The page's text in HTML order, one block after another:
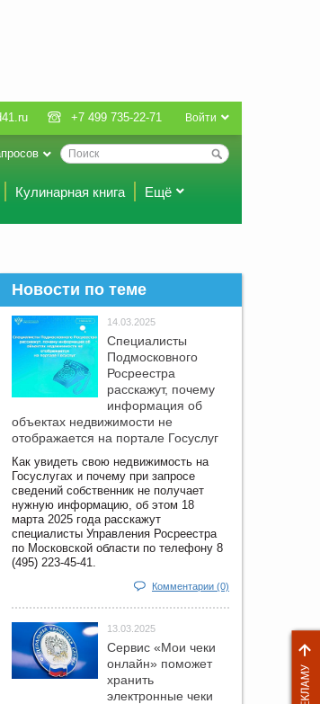
Войти
+7 499 735-22-71
Кулинарная книга Ещё
Новости по теме
14.03.2025
Специалисты
Подмосковного
Росреестра
расскажут, почему
информация об
объектах недвижимости не
отображается на портале Госуслуг
Как увидеть свою недвижимость на
Госуслугах и почему при запросе
сведений собственник не получает
нужную информацию, об этом 18
марта 2025 года расскажут
специалисты Управления Росреестра
по Московской области по телефону 8
(495) 223-45-41.
Комментарии (0)
13.03.2025
Сервис «Мои чеки
онлайн» поможет
хранить
электронные чеки